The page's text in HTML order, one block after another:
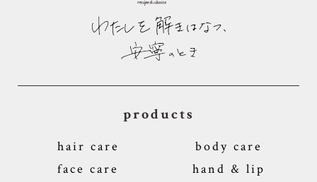
products
hair care
body care
face care
hand & lip